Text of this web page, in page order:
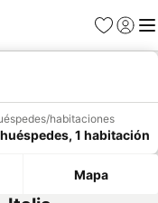
Favoritos
Iniciar
habitaciones
1 habitación
Mapa